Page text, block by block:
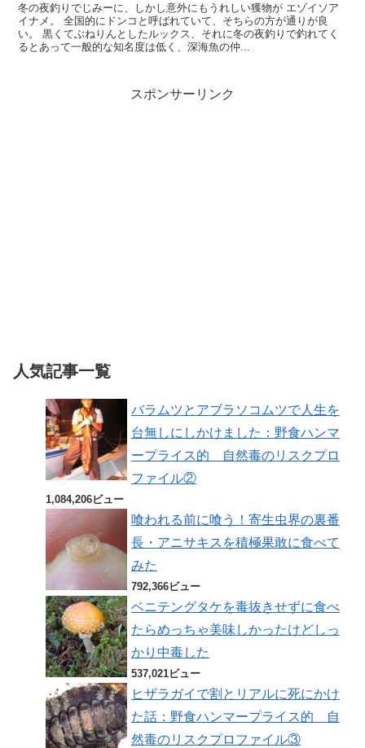
冬の夜釣りでじみーに、しかし意外にもうれしい獲物が エゾイソア
イナメ。 全国的にドンコと呼ばれていて、そちらの方が通りが良
い。 黒くてぶねりんとしたルックス、それに冬の夜釣りで釣れてく
るとあって一般的な知名度は低く、深海魚の仲...
スポンサーリンク
人気記事一覧
バラムツとアブラソコムツで人生を
台無しにしかけました：野食ハンマ
ープライス的 自然毒のリスクプロ
ファイル②
1,084,206ビュー
喰われる前に喰う！寄生虫界の裏番
長・アニサキスを積極果敢に食べて
みた
792,366ビュー
ベニテングタケを毒抜きせずに食べ
たらめっちゃ美味しかったけどしっ
かり中毒した
537,021ビュー
ヒザラガイで割とリアルに死にかけ
た話：野食ハンマープライス的 自
然毒のリスクプロファイル③